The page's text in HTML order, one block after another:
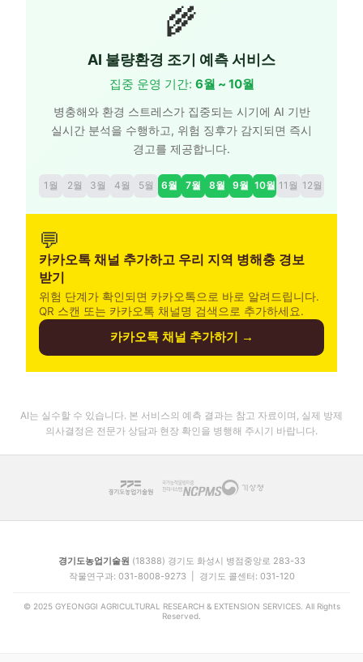
🌾
AI 불량환경 조기 예측 서비스
집중 운영 기간: 6월 ~ 10월
병충해와 환경 스트레스가 집중되는 시기에 AI 기반
실시간 분석을 수행하고, 위험 징후가 감지되면 즉시
경고를 제공합니다.
1 월 2월 3월 4월 5월 6월 7월 8월 9월 10월 11 월 12월
💬
카카오톡 채널 추가하고 우리 지역 병해충 경보
받기
위험 단계가 확인되면 카카오톡으로 바로 알려드립니다.
QR 스캔 또는 카카오톡 채널명 검색으로 추가하세요.
카카오톡 채널 추가하기 →
AI는 실수할 수 있습니다. 본 서비스의 예측 결과는 참고 자료이며, 실제 방제
의사결정은 전문가 상담과 현장 확인을 병행해 주시기 바랍니다.
경기도농업기술원 (18388) 경기도 화성시 병점중앙로 283-33
작물연구과: 031-8008-9273 | 경기도 콜센터: 031-120
© 2025 GYEONGGI AGRICULTURAL RESEARCH & EXTENSION SERVICES. All Rights
Reserved.